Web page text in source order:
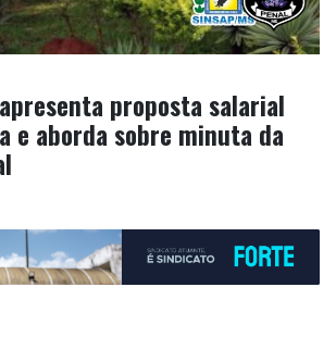
apresenta proposta salarial
e aborda sobre minuta da